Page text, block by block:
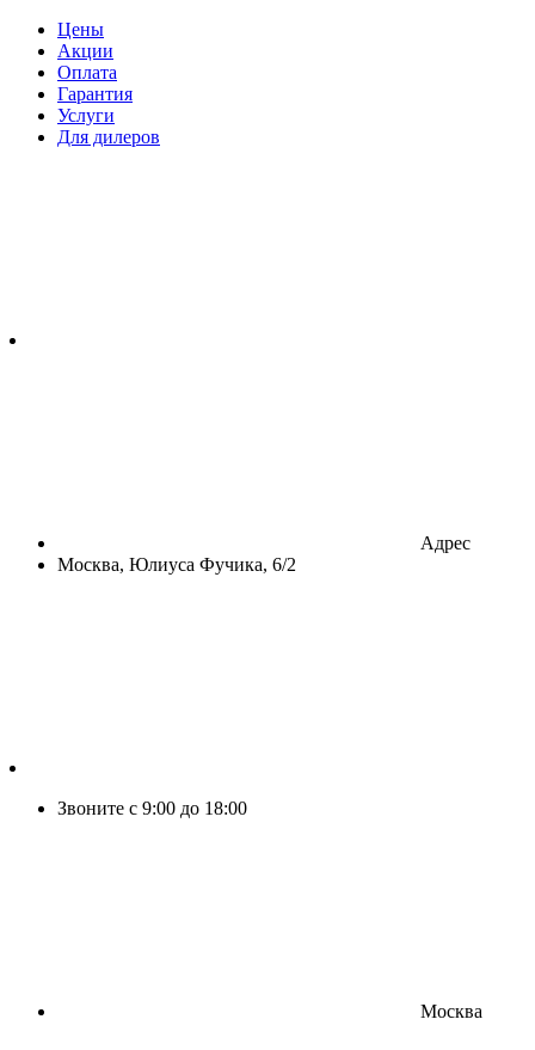
Цены
Акции
Оплата
Гарантия
Услуги
Для дилеров
Адрес
Москва, Юлиуса Фучика, 6/2
Звоните с 9:00 до 18:00
Москва